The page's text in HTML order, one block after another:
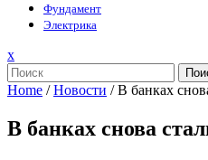
Фундамент
Электрика
xЗакрыть
меню
Home /Новости /В банках
В банках снова